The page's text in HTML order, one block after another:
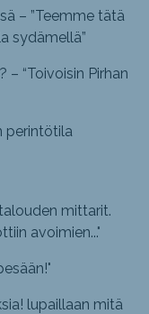
– ”Teemme tätä
sydämellä”
“Toivoisin Pirhan
perintötila
mittarit.
avoimien..."
"
lupaillaan mitä